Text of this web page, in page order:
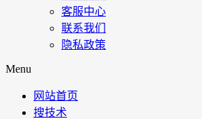
客服中心
联系我们
隐私政策
Menu
网站首页
搜技术